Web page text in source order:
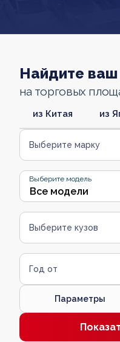
Найдите
на торговых
из Китая из
Выберите марку
Выберите модель
Выберите кузов
Год от
Параметры